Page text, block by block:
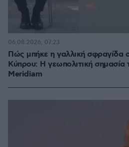
Πώς μπήκε η γαλλική σφραγίδα
Κύπρου: Η γεωπολιτική σημασία
Meridiam
06.08.2026, 07:23